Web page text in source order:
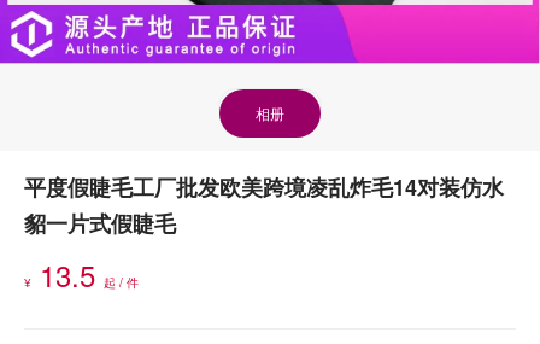
相册
平度假睫毛工厂批发欧美跨境凌乱炸毛14对装仿水
貂一片式假睫毛
¥ 13.5 起 / 件